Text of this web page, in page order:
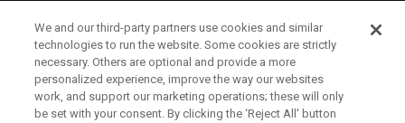
A PROPOS
MENTIONS LÉGALES
We and our third-party partners use cookies and similar
technologies to run the website. Some cookies are strictly
necessary. Others are optional and provide a more
personalized experience, improve the way our websites
work, and support our marketing operations; these will only
be set with your consent. By clicking the ‘Reject All' button